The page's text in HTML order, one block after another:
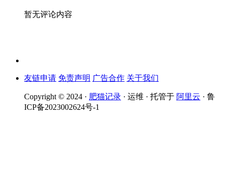
暂无评论内容
友链申请 免责声明 广告合作 关于我们
Copyright © 2024 · 肥猫记录 · 运维 · 托管于 阿里云 · 鲁
ICP备2023002624号-1